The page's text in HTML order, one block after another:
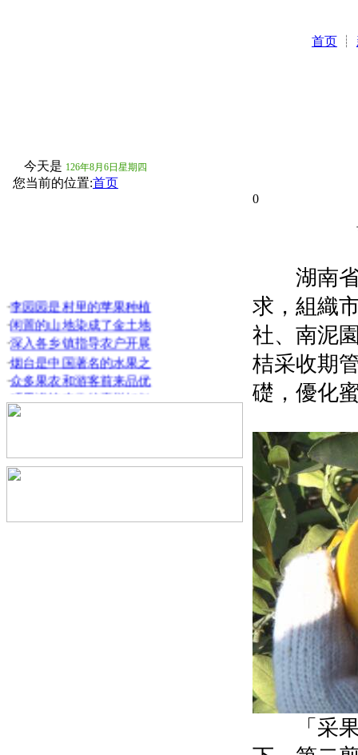
首页 ┊
今天是 126年8月6日星期四
您当前的位置:首页
·李园园是村里的苹果种植
·闲置的山地染成了金土地
·深入各乡镇指导农户开展
烟台是中国著名的水果之
众多果农和游客前来品优
硕果满枝丰收的喜悦好似
·果木成畦枝叶间缀满黄灿
·组织党员干部开展抗冰抢
·县农业农村局将持续对产
0
湖南省
求，組織
社、南泥
桔采收期
礎，優化
「采果